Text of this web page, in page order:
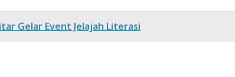
Gelar Event Jelajah Literasi